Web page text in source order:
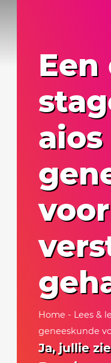
Een
aios
voor
Home- Lees &
geneeskunde
Ja, jullie